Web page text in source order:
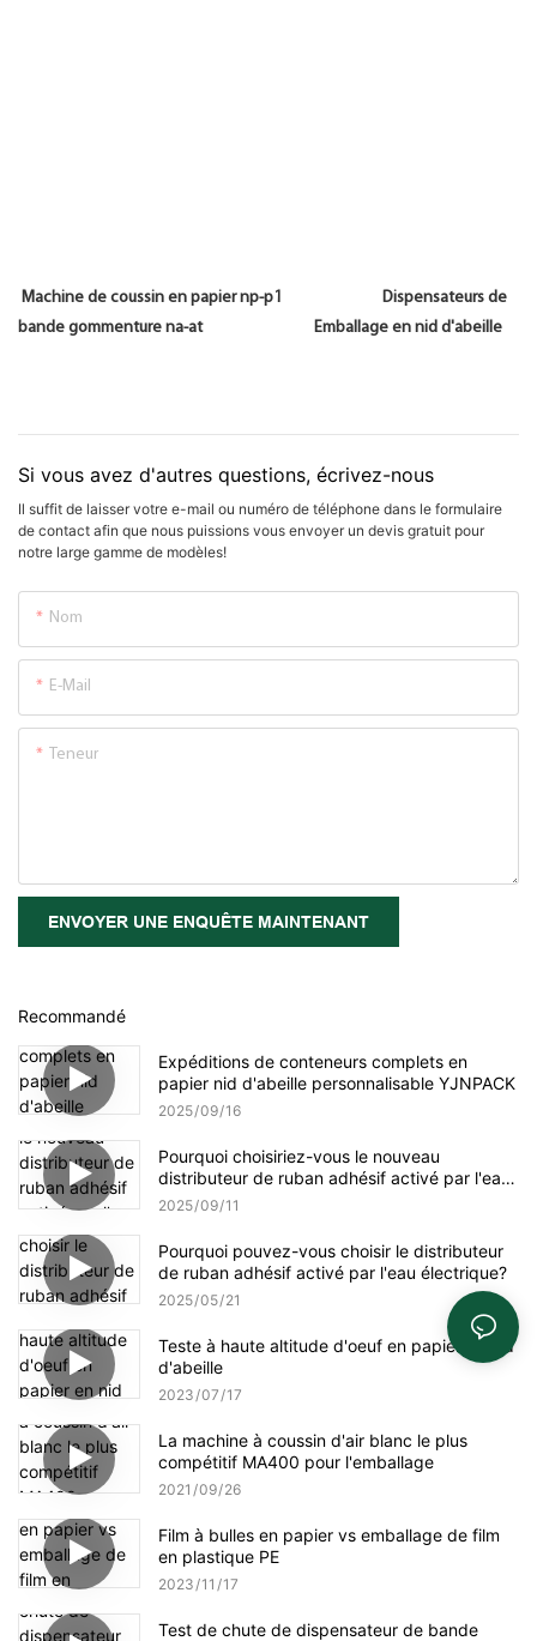
Machine de coussin en papier np-p1 Dispensateurs de
bande gommenture na-at Emballage en nid d'abeille
Si vous avez d'autres questions, écrivez-nous
Il suffit de laisser votre e-mail ou numéro de téléphone dans le formulaire
de contact afin que nous puissions vous envoyer un devis gratuit pour
notre large gamme de modèles!
Nom
E-Mail
Teneur
ENVOYER UNE ENQUÊTE MAINTENANT
Recommandé
Expéditions de conteneurs complets en
papier nid d'abeille personnalisable YJNPACK
2025 09 16
Pourquoi choisiriez-vous le nouveau
distributeur de ruban adhésif activé par l'eau
amélioré NT-AT 3.0 ?
2025 09 11
Pourquoi pouvez-vous choisir le distributeur
de ruban adhésif activé par l'eau électrique?
2025 05 21
Teste à haute altitude d'oeuf en papier en nid
d'abeille
2023 07 17
La machine à coussin d'air blanc le plus
compétitif MA400 pour l'emballage
2021 09 26
Film à bulles en papier vs emballage de film
en plastique PE
2023 11 17
Test de chute de dispensateur de bande